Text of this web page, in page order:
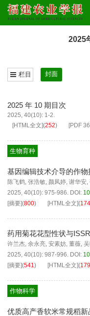
2025
栏目 封面
2025 年 10 期目次
2025, 40(10): 1-2.
[HTML全文](252) [PDF
生物育种
基因编辑技术介导的作
陈飞鹤, 张浩敏, 颜凤婷, 谢华安,
2025, 40(10): 975-986. DOI:
[摘要](800) [HTML全文](174
药用菊花花型性状与
许兰杰, 余永亮, 安素妨, 董薇,
2025, 40(10): 987-996. DOI:
[摘要](541) [HTML全文](179
作物科学
优质高产香软米常规稻新